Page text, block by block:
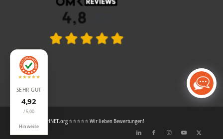
© AUSGEZEICHNET.org ⭐⭐⭐⭐⭐ Wir lieben Bewertungen!
SEHR GUT
4,92
/ 5,00
Hinweise